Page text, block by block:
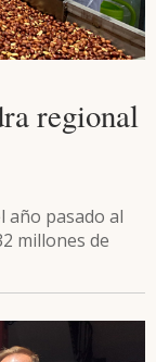
regional
año pasado al
millones de